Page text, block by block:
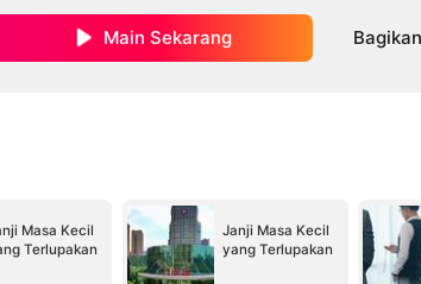
Main Sekarang Bagikan
Masa Kecil
Terlupakan
Janji Masa Kecil
yang Terlupakan